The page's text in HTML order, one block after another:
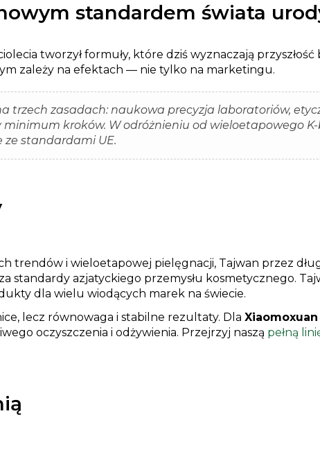
standardem świata
tworzył formuły, które dziś wyznaczają przyszłość
zależy na efektach — nie tylko na marketingu.
trzech zasadach: naukowa precyzja laboratoriów,
kroków. W odróżnieniu od wieloetapowego
standardami UE.
trendów i wieloetapowej pielęgnacji, Tajwan przez
standardy azjatyckiego przemysłu kosmetycznego.
dla wielu wiodących marek na świecie.
lecz równowaga i stabilne rezultaty. Dla Xiaomoxuan
oczyszczenia i odżywienia. Przejrzyj naszą pełną